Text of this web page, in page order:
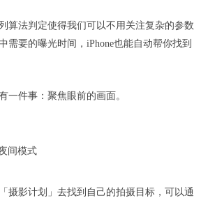
算法判定使得我们可以不用关注复杂的参数
需要的曝光时间，iPhone也能自动帮你找到
一件事：聚焦眼前的画面。
摄影计划」去找到自己的拍摄目标，可以通